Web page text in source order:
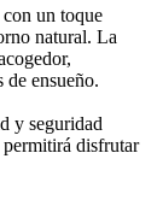
con un toque
natural. La
de ensueño.
y seguridad
permitirá disfrutar